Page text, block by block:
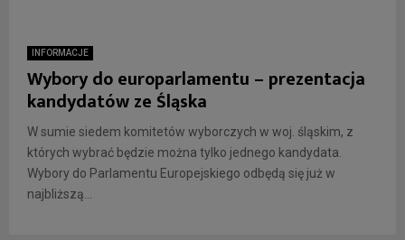
INFORMACJE
Wybory do europarlamentu – prezentacja
kandydatów ze Śląska
W sumie siedem komitetów wyborczych w woj. śląskim, z
których wybrać będzie można tylko jednego kandydata.
Wybory do Parlamentu Europejskiego odbędą się już w
najbliższą...